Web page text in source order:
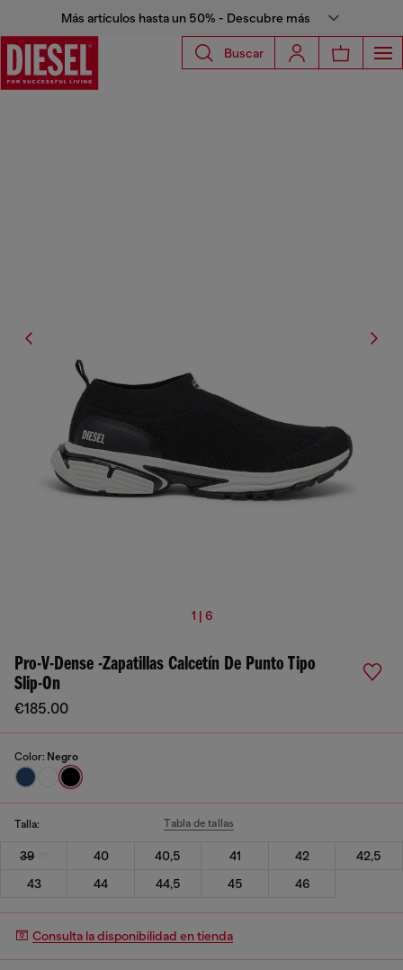
Más artículos hasta un 50% - Descubre más
Buscar
1 | 6
Pro-V-Dense -Zapatillas Calcetín De Punto Tipo
Slip-On
€185.00
Color: Negro
Talla: Tabla de tallas
39 40 40,5 41 42
42,5
43
44 44,5 45 46
Consulta la disponibilidad en tienda